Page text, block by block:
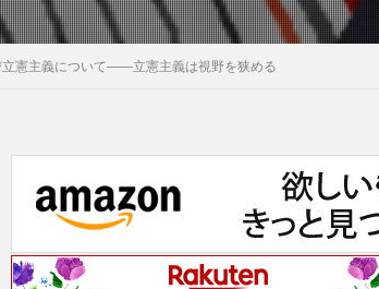
立憲主義について――立憲主義は視野を狭める